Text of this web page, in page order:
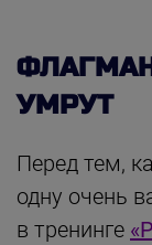
УМРУТ
Перед тем,
одну очень
в тренинге